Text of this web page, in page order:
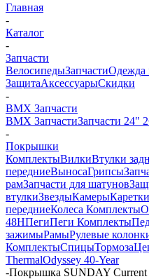
Главная
-
Каталог
-
Запчасти
ВелосипедыЗапчастиОдежда
ЗащитаАксессуарыСкидки
-
BMX Запчасти
BMX ЗапчастиЗапчасти 24"
-
Покрышки
КомплектыВилкиВтулки
передниеВыносаГрипсы
рамЗапчасти для шатунов
втулкиЗвездыКамерыКаретки
передниеКолеса Комплекты
48HПегиПеги Комплекты
зажимыРамыРулевые
КомплектыСпицыТормоза
ThermalOdyssey 40-Year
-Покрышка SUNDAY Current